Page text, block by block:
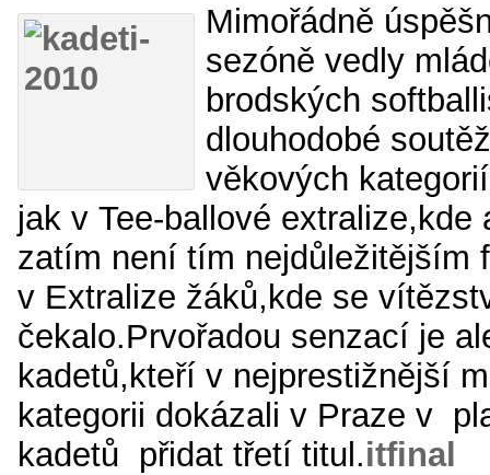
Mimořádně
sezóně vedly
brodských
dlouhodobé
věkových
jak v Tee-ballové extralize,kde
zatím není tím nejdůležitějším
v Extralize žáků,kde se
čekalo.Prvořadou senzací je
kadetů,kteří v nejprestižnější
kategorii dokázali v Praze v
kadetů přidat třetí titul.itfinal